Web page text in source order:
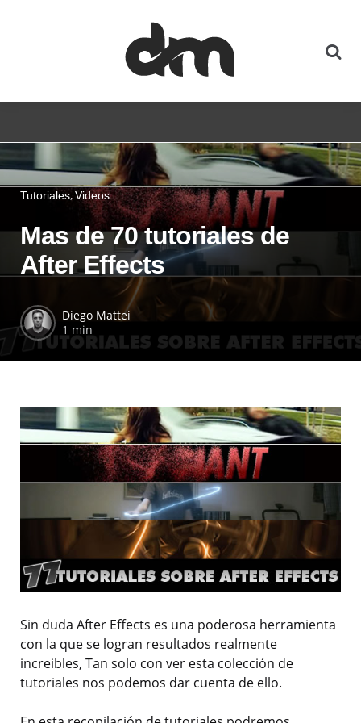
Tutoriales Videos
Mas de 70 tutoriales de
After Effects
Diego Mattei
1 min
Sin duda After Effects es una poderosa herramienta
con la que se logran resultados realmente
increibles, Tan solo con ver esta colección de
tutoriales nos podemos dar cuenta de ello.